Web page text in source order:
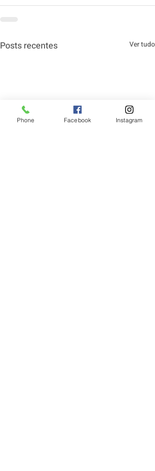
Posts recentes Ver tudo
Phone Facebook Instagram